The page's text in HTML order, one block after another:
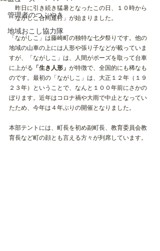
管理者のつぶやき
地域おこし協力隊
昨日に引き続き猛暑となったこの日、１０時から
「ながしこ合同運行」が始まりました。
「ながしこ」は藤崎町の独特な七夕祭りです。他の
地域の山車の上には人形や張り子などが載っていま
すが、「ながしこ」は、人間がポーズを取って台車
に上がる 「生き人形」 が特徴で、全国的にも稀なも
のです。最初の「ながしこ」は、大正１２年（１９
２３年）ということで、なんと１００年前にさかの
ぼります。近年はコロナ禍や大雨で中止となってい
たため、今年は４年ぶりの開催となりました。
本部テントには、町長を初め副町長、教育委員会教
育長など町の顔とも言える方々が列席しています。